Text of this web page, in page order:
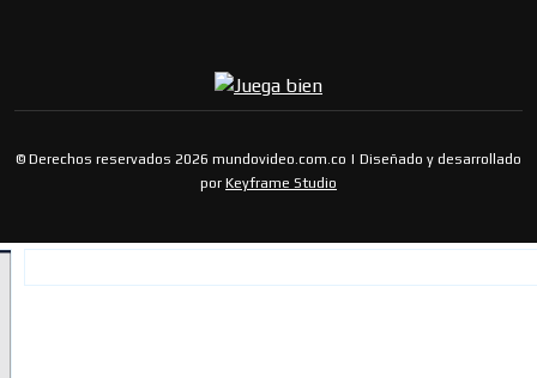
© Derechos reservados 2026 mundovideo.com.co | Diseñado y desarrollado
por Keyframe Studio